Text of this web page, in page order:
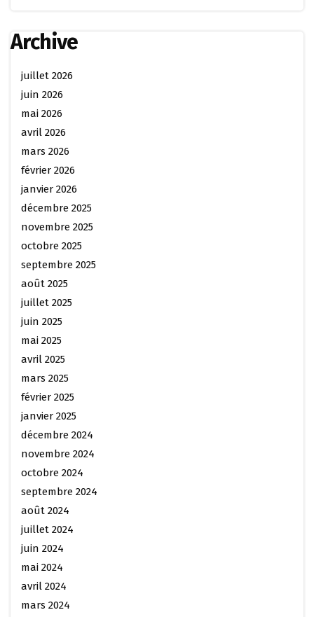
Archive
juillet 2026
juin 2026
mai 2026
avril 2026
mars 2026
février 2026
janvier 2026
décembre 2025
novembre 2025
octobre 2025
septembre 2025
août 2025
juillet 2025
juin 2025
mai 2025
avril 2025
mars 2025
février 2025
janvier 2025
décembre 2024
novembre 2024
octobre 2024
septembre 2024
août 2024
juillet 2024
juin 2024
mai 2024
avril 2024
mars 2024